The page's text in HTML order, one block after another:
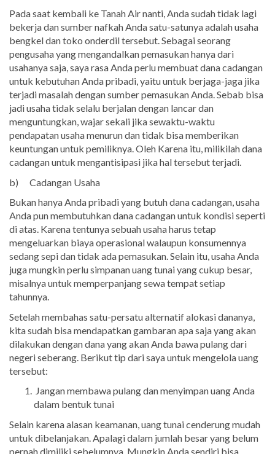
Pada saat kembali ke Tanah Air nanti, Anda sudah tidak lagi
bekerja dan sumber nafkah Anda satu-satunya adalah usaha
bengkel dan toko onderdil tersebut. Sebagai seorang
pengusaha yang mengandalkan pemasukan hanya dari
usahanya saja, saya rasa Anda perlu membuat dana cadangan
untuk kebutuhan Anda pribadi, yaitu untuk berjaga-jaga jika
terjadi masalah dengan sumber pemasukan Anda. Sebab bisa
jadi usaha tidak selalu berjalan dengan lancar dan
menguntungkan, wajar sekali jika sewaktu-waktu
pendapatan usaha menurun dan tidak bisa memberikan
keuntungan untuk pemiliknya. Oleh Karena itu, milikilah dana
cadangan untuk mengantisipasi jika hal tersebut terjadi.
b) Cadangan Usaha
Bukan hanya Anda pribadi yang butuh dana cadangan, usaha
Anda pun membutuhkan dana cadangan untuk kondisi seperti
di atas. Karena tentunya sebuah usaha harus tetap
mengeluarkan biaya operasional walaupun konsumennya
sedang sepi dan tidak ada pemasukan. Selain itu, usaha Anda
juga mungkin perlu simpanan uang tunai yang cukup besar,
misalnya untuk memperpanjang sewa tempat setiap
tahunnya.
Setelah membahas satu-persatu alternatif alokasi dananya,
kita sudah bisa mendapatkan gambaran apa saja yang akan
dilakukan dengan dana yang akan Anda bawa pulang dari
negeri seberang. Berikut tip dari saya untuk mengelola uang
tersebut:
Jangan membawa pulang dan menyimpan uang Anda
dalam bentuk tunai
Selain karena alasan keamanan, uang tunai cenderung mudah
untuk dibelanjakan. Apalagi dalam jumlah besar yang belum
pernah dimiliki sebelumnya. Mungkin Anda sendiri bisa